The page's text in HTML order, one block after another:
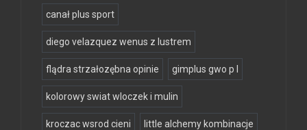
canał plus sport
diego velazquez wenus z lustrem
flądra strzałozębna opinie gimplus gwo p l
kolorowy swiat wloczek i mulin
kroczac wsrod cieni little alchemy kombinacje